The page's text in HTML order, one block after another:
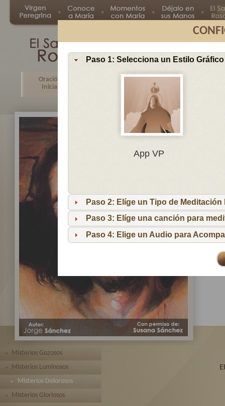
Paso 1: Selecciona un Estilo Gráfico
App VP
Paso 2: Elíge un Tipo de Meditación
Paso 3: Elíge una canción para
Paso 4: Elige un Audio para
Oración
Inicial
Misterio
Misterios Gozosos
Misterios Luminosos
Misterios Dolorosos
Misterios Gloriosos